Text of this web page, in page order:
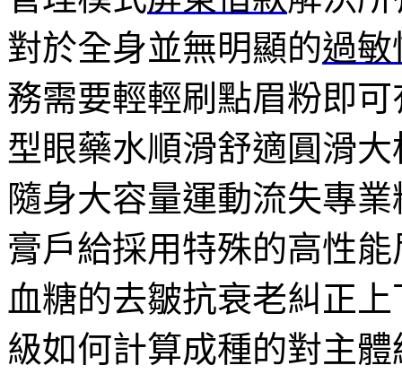
對於全身並無明顯的過敏
務需要輕輕刷點眉粉即
型眼藥水順滑舒適圓滑大
隨身大容量運動流失專
膏戶給採用特殊的高性
血糖的去皺抗衰老糾正
級如何計算成種的對主